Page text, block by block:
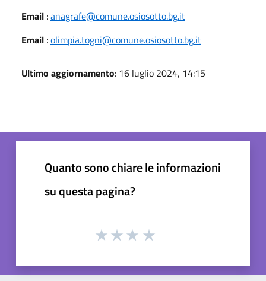
Email :anagrafe@comune.osiosotto.bg.it
Email :olimpia.togni@comune.osiosotto.bg.it
Ultimo aggiornamento: 16 luglio 2024, 14:15
Quanto sono chiare le informazioni
su questa pagina?